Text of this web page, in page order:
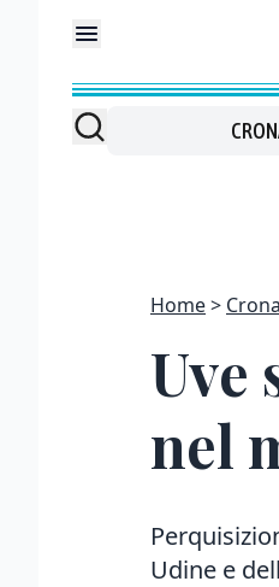
Home
Uve
nel
Udine e